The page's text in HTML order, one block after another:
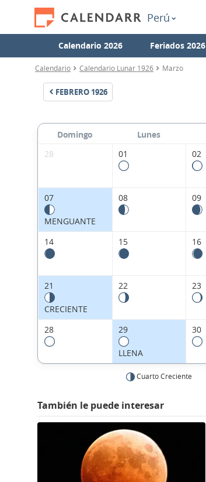
Perú
Calendario 2026 Feriados 2026
Calendario Calendario Lunar 1926 Marzo
FEBRERO 1926
Domingo Lunes
28
01 02
07
MENGUANTE
08 09
14
15 16
21
CRECIENTE
22 23
28 29
LLENA
30
Cuarto Creciente
También le puede interesar